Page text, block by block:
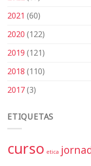
2021 (60)
2020(122)
2019(121)
2018(110)
2017(3)
ETIQUETAS
curso etica